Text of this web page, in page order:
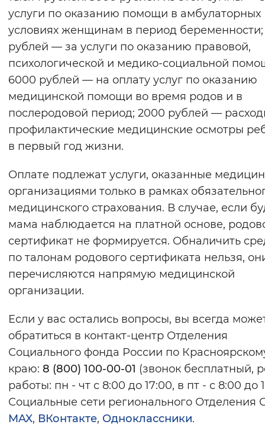
услуги по оказанию помощи в амбулаторных
условиях женщинам в период беременности;
рублей — за услуги по оказанию правовой,
психологической и медико-социальной
6000 рублей — на оплату услуг по оказанию
медицинской помощи во время родов и в
послеродовой период; 2000 рублей —
профилактические медицинские осмотры
в первый год жизни.
Оплате подлежат услуги, оказанные
организациями только в рамках
медицинского страхования. В случае, если
мама наблюдается на платной основе,
сертификат не формируется. Обналичить
по талонам родового сертификата нельзя,
перечисляются напрямую медицинской
организации.
Если у вас остались вопросы, вы всегда
обратиться в контакт-центр Отделения
Социального фонда России по
краю: 8 (800) 100-00-01 (звонок бесплатный,
работы: пн - чт с 8:00 до 17:00, в пт - с 8:00 до
Социальные сети регионального Отделения
MAX, ВКонтакте, Одноклассники.